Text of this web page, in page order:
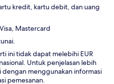
kredit, kartu debit, dan uang
Mastercard
ini tidak dapat melebihi EUR
Untuk penjelasan lebih
menggunakan informasi
pemesanan.